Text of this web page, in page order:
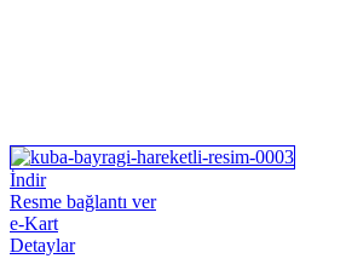
İndir
Resme bağlantı ver
e-Kart
Detaylar